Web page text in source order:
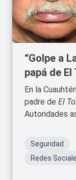
“Golpe a
papá de
En la
padre de El
Autoridades
Seguridad
Redes